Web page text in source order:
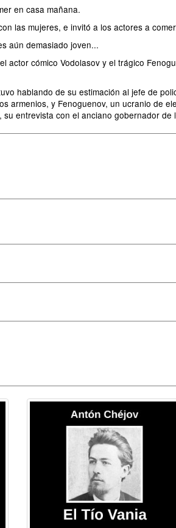
en casa mañana.
las mujeres, e invitó a los actores a
aún demasiado joven...
cómico Vodolasov y el trágico
hablando de su estimación al jefe de
armenios, y Fenoguenov, un ucranio de
entrevista con el anciano gobernador